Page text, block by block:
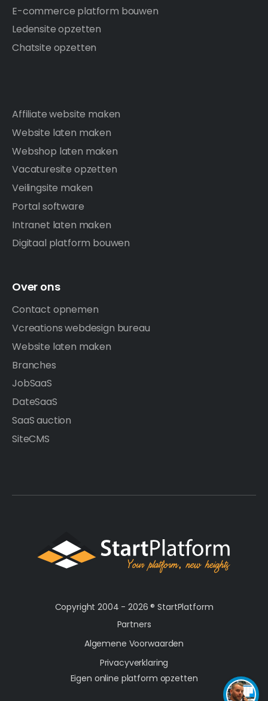
E-commerce platform bouwen
Ledensite opzetten
Chatsite opzetten
Affiliate website maken
Website laten maken
Webshop laten maken
Vacaturesite opzetten
Veilingsite maken
Portal software
Intranet laten maken
Digitaal platform bouwen
Over ons
Contact opnemen
Vcreations webdesign bureau
Website laten maken
Branches
JobSaaS
DateSaaS
SaaS auction
SiteCMS
Copyright 2004 - 2026 ®StartPlatform
Partners
Algemene Voorwaarden
Privacyverklaring
Eigen online platform opzetten